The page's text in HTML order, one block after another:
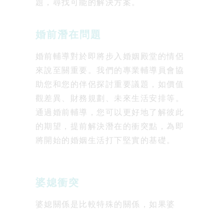
題，尋找可能的解決方案。
婚前潛在問題
婚前輔導對於即將步入婚姻殿堂的情侶
來說至關重要。我們的專業輔導員會協
助您和您的伴侶探討重要議題，如價值
觀差異、財務規劃、未來生活安排等。
通過婚前輔導，您可以更好地了解彼此
的期望，提前解決潛在的衝突點，為即
將開始的婚姻生活打下堅實的基礎。
婆媳衝突
婆媳關係是比較特殊的關係，如果婆